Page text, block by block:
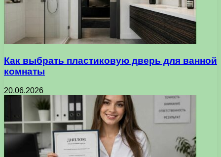
Как выбрать пластиковую дверь для ванной
комнаты
20.06.2026